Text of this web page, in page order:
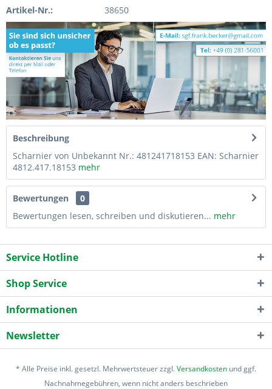
Artikel-Nr.: 38650
Beschreibung
Scharnier von Unbekannt Nr.: 481241718153 EAN: Scharnier
4812.417.18153 mehr
Bewertungen
0
Bewertungen lesen, schreiben und diskutieren... mehr
Service Hotline
Shop Service
Informationen
Newsletter
* Alle Preise inkl. gesetzl. Mehrwertsteuer zzgl.Versandkosten und ggf.
Nachnahmegebühren, wenn nicht anders beschrieben